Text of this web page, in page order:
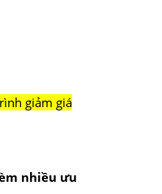
giảm giá
nhiều ưu